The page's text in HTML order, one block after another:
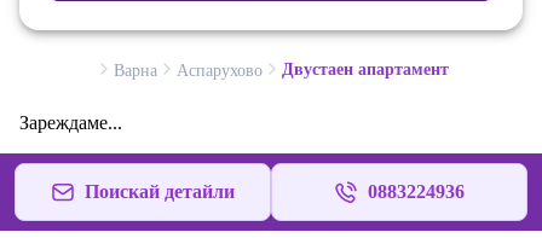
Варна Аспарухово Двустаен апартамент
Зареждаме...
Поискай детайли 0883224936